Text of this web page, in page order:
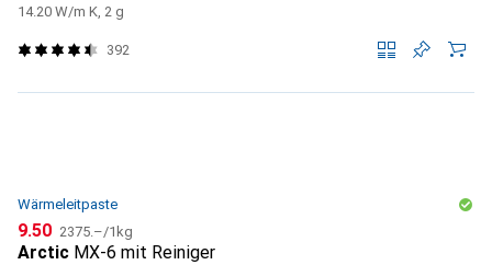
14.20 W/m K, 2 g
392
Wärmeleitpaste
CHF
9.50 CHF
2375.–/1kg
Arctic MX-6 mit Reiniger